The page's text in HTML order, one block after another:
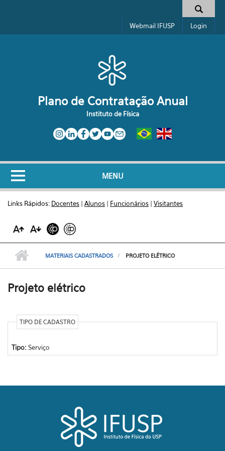
Formulário de busca
Webmail IFUSP Login
Plano de Contratação Anual
Instituto de Física
MENU
Links Rápidos: Docentes | Alunos | Funcionários | Visitantes
MATERIAIS CADASTRADOS PROJETO ELÉTRICO
Projeto elétrico
TIPO DE CADASTRO
Tipo: Serviço